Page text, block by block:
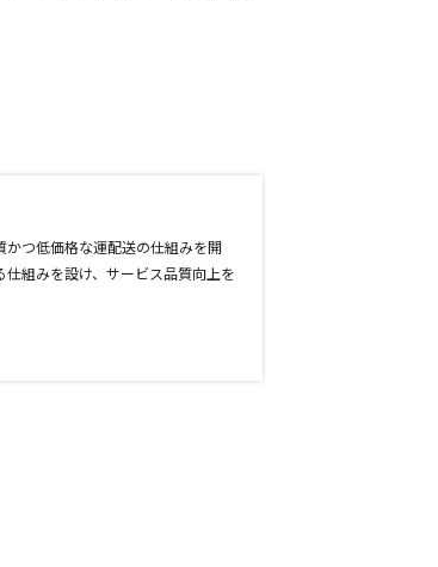
つ低価格な運配送の仕組みを開
組みを設け、サービス品質向上を